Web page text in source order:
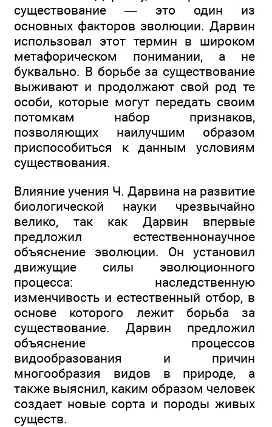
существование — это один из
основных факторов эволюции. Дарвин
использовал этот термин в широком
метафорическом понимании, а не
буквально. В борьбе за существование
выживают и продолжают свой род те
особи, которые могут передать своим
потомкам набор признаков,
позволяющих наилучшим образом
приспособиться к данным условиям
существования.
Влияние учения Ч. Дарвина на развитие
биологической науки чрезвычайно
велико, так как Дарвин впервые
предложил естественнонаучное
объяснение эволюции. Он установил
движущие силы эволюционного
процесса: наследственную
изменчивость и естественный отбор, в
основе которого лежит борьба за
существование. Дарвин предложил
объяснение процессов
видообразования и причин
многообразия видов в природе, а
также выяснил, каким образом человек
создает новые сорта и породы живых
существ.